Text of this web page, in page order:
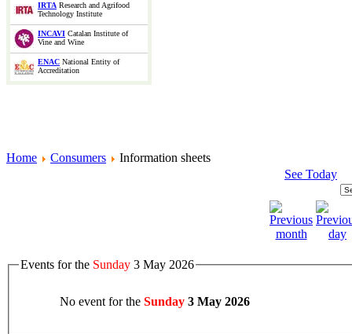
IRTA Research and Agrifood
Technology Institute
INCAVI Catalan Institute of
Vine and Wine
ENAC National Entity of
Accreditation
Home Consumers
Information sheets
See Today
Events for the Sunday 3 May 2026
No event for the Sunday 3 May 2026